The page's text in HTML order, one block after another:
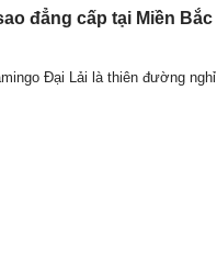
đẳng cấp tại Miền Bắc
Đại Lải là thiên đường nghỉ